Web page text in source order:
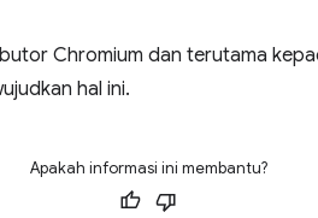
Chromium dan terutama
hal ini.
Apakah informasi ini membantu?